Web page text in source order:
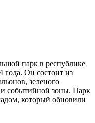
парк в республике
года. Он состоит из
зеленого
и событийной зоны. Парк
который обновили